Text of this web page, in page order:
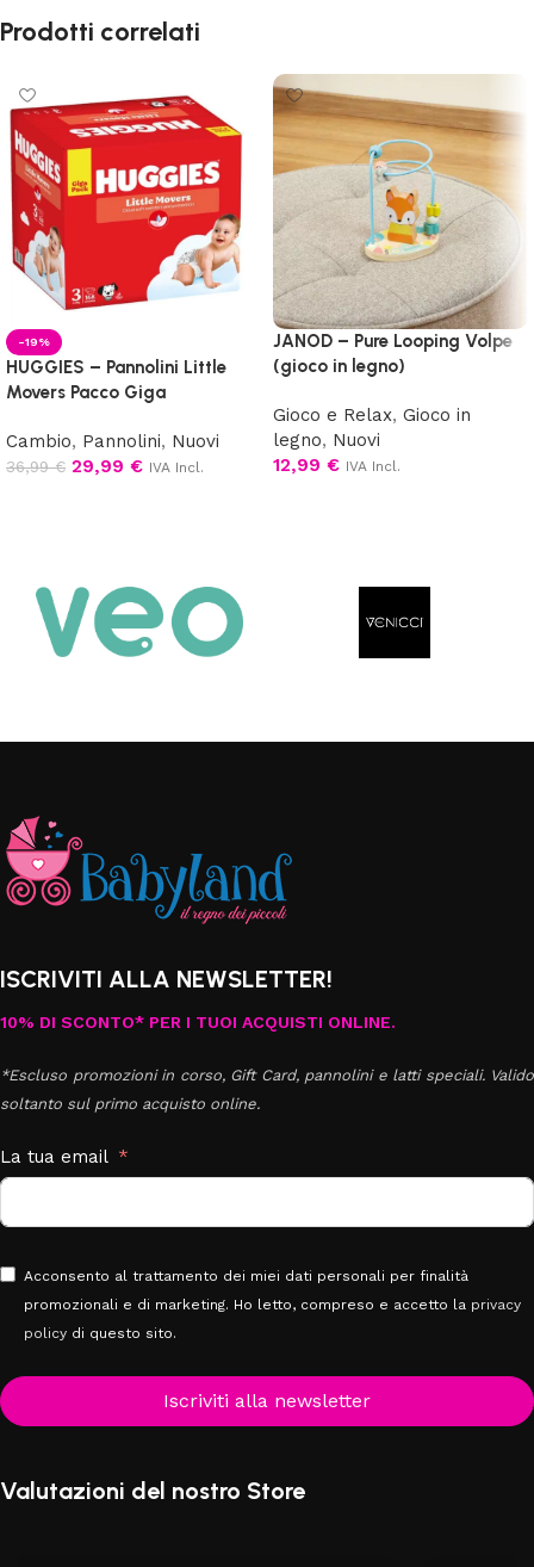
Prodotti correlati
-19%
HUGGIES – Pannolini Little
Movers Pacco Giga
Cambio, Pannolini, Nuovi
36,99€ 29,99 € IVA Incl.
JANOD – Pure Looping Volpe
(gioco in legno)
Gioco e Relax, Gioco in
legno, Nuovi
12,99 € IVA Incl.
ISCRIVITI ALLA NEWSLETTER!
10% DI SCONTO* PER I TUOI ACQUISTI ONLINE.
*Escluso promozioni in corso, Gift Card, pannolini e latti speciali. Valido
soltanto sul primo acquisto online.
La tua email
Acconsento al trattamento dei miei dati personali per finalità
promozionali e di marketing. Ho letto, compreso e accetto la privacy
policy di questo sito.
Iscriviti alla newsletter
Valutazioni del nostro Store